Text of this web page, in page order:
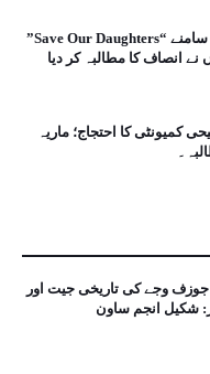
اقوام متحدہ ہیڈکوارٹر کے سامنے “Save Our Daughters”
نے انصاف کا مطالبہ کر دیا
کمیونٹی کا احتجاج؛ ماریہ
جوزف وجے کی تاریخی جیت اور
شکیل انجم ساون